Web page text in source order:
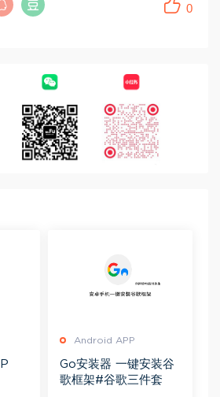
0
Android APP
Go安装器 一键安装谷
歌框架#谷歌三件套